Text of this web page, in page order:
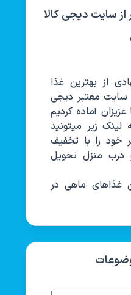
از سایت دیجی کالا
از بهترین غذا
سایت معتبر دیجی
عزیزان آماده کردیم
لینک زیر میتونید
خود را با تخفیف
درب منزل تحویل
غذاهای ماهی در